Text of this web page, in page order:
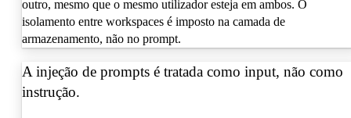
outro, mesmo que o mesmo utilizador esteja em ambos. O
isolamento entre workspaces é imposto na camada de
armazenamento, não no prompt.
A injeção de prompts é tratada como input, não como
instrução.